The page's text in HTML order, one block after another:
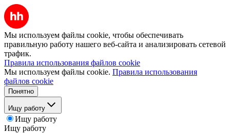
Мы используем файлы cookie, чтобы обеспечивать
правильную работу нашего веб-сайта и анализировать сетевой
трафик.
Правила использования файлов cookie
Мы используем файлы cookie. Правила использования
файлов cookie
Понятно
Ищу работу
Ищу работу
Ищу работу